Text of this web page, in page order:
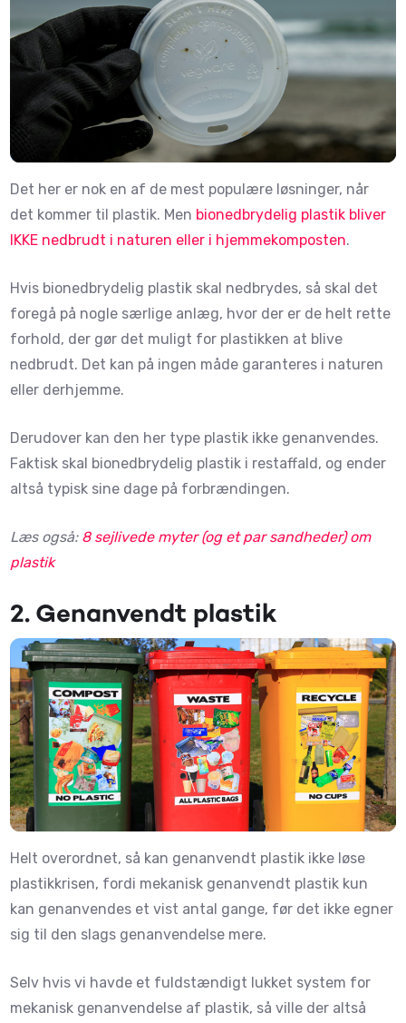
Det her er nok en af de mest populære løsninger, når
det kommer til plastik. Men bionedbrydelig plastik bliver
IKKE nedbrudt i naturen eller i hjemmekomposten.
Hvis bionedbrydelig plastik skal nedbrydes, så skal det
foregå på nogle særlige anlæg, hvor der er de helt rette
forhold, der gør det muligt for plastikken at blive
nedbrudt. Det kan på ingen måde garanteres i naturen
eller derhjemme.
Derudover kan den her type plastik ikke genanvendes.
Faktisk skal bionedbrydelig plastik i restaffald, og ender
altså typisk sine dage på forbrændingen.
Læs også: 8 sejlivede myter (og et par sandheder) om
plastik
2. Genanvendt plastik
Helt overordnet, så kan genanvendt plastik ikke løse
plastikkrisen, fordi mekanisk genanvendt plastik kun
kan genanvendes et vist antal gange, før det ikke egner
sig til den slags genanvendelse mere.
Selv hvis vi havde et fuldstændigt lukket system for
mekanisk genanvendelse af plastik, så ville der altså